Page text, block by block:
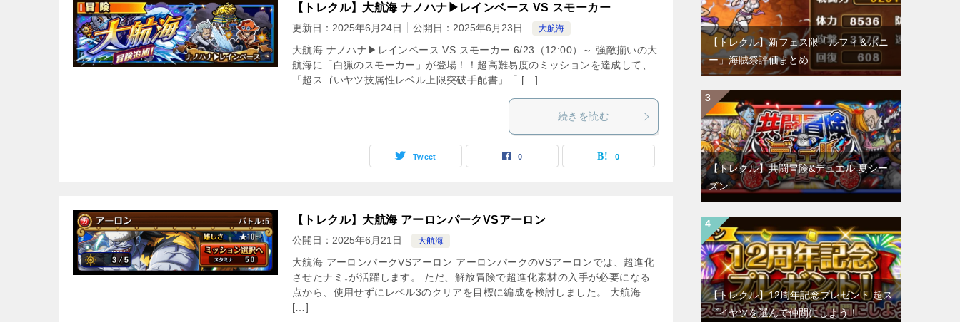
【トレクル】大航海 ナノハナ▶︎レインベース VS スモーカー
更新日： 2025年6月24日 公開日： 2025年6月23日 大航海
大航海 ナノハナ▶︎レインベース VS スモーカー 6/23（12:00）～ 強敵揃いの大
航海に「白猟のスモーカー」が登場！！超高難易度のミッションを達成して、
「超スゴいヤツ技属性レベル上限突破手配書」「 […]
続きを読む
Tweet 0 0
【トレクル】大航海 アーロンパークVSアーロン
公開日： 2025年6月21日 大航海
大航海 アーロンパークVSアーロン アーロンパークのVSアーロンでは、超進化
させたナミ↓が活躍します。 ただ、解放冒険で超進化素材の入手が必要になる
点から、使用せずにレベル3のクリアを目標に編成を検討しました。 大航海
[…]
【トレクル】新フェス限「ルフィ＆ボニ
ー」海賊祭評価まとめ
【トレクル】共闘冒険&デュエル 夏シー
ズン
【トレクル】12周年記念プレゼント 超ス
ゴイヤツを選んで仲間にしよう！